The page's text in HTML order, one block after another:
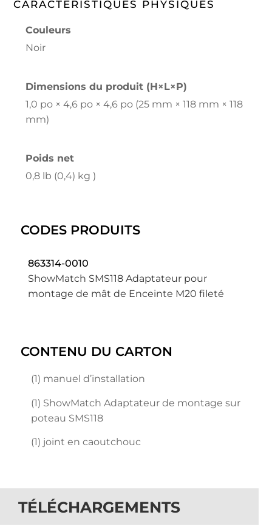
CARACTÉRISTIQUES PHYSIQUES
Couleurs
Noir
Dimensions du produit (H×L×P)
1,0 po × 4,6 po × 4,6 po (25 mm × 118 mm × 118
mm)
Poids net
0,8 lb (0,4) kg )
CODES PRODUITS
863314-0010
ShowMatch SMS118 Adaptateur pour
montage de mât de Enceinte M20 fileté
CONTENU DU CARTON
(1) manuel d’installation
(1) ShowMatch Adaptateur de montage sur
poteau SMS118
(1) joint en caoutchouc
TÉLÉCHARGEMENTS